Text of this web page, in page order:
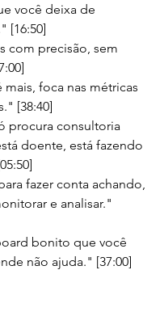
você deixa de
[16:50]
com precisão, sem
mais, foca nas métricas
[38:40]
procura consultoria
doente, está fazendo
fazer conta achando,
e analisar."
bonito que você
não ajuda." [37:00]